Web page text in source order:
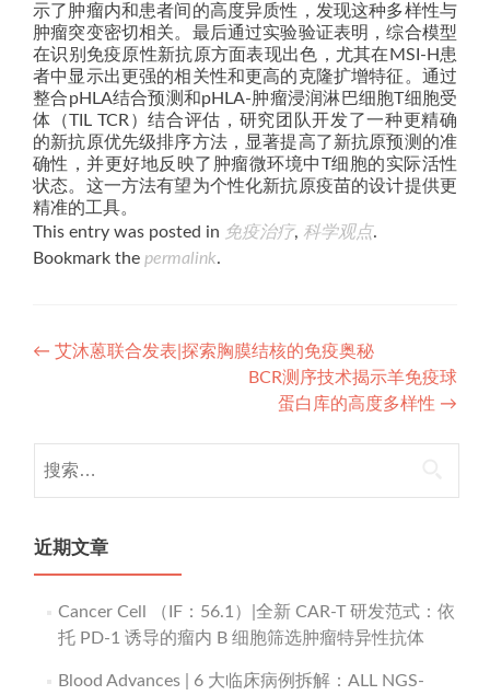
示了肿瘤内和患者间的高度异质性，发现这种多样性与
肿瘤突变密切相关。最后通过实验验证表明，综合模型
在识别免疫原性新抗原方面表现出色，尤其在MSI-H患
者中显示出更强的相关性和更高的克隆扩增特征。通过
整合pHLA结合预测和pHLA-肿瘤浸润淋巴细胞T细胞受
体（TIL TCR）结合评估，研究团队开发了一种更精确
的新抗原优先级排序方法，显著提高了新抗原预测的准
确性，并更好地反映了肿瘤微环境中T细胞的实际活性
状态。这一方法有望为个性化新抗原疫苗的设计提供更
精准的工具。
This entry was posted in 免疫治疗, 科学观点.
Bookmark the permalink.
Post
← 艾沐蒽联合发表|探索胸膜结核的免疫奥秘
BCR测序技术揭示羊免疫球
蛋白库的高度多样性 →
索：
近期文章
Cancer Cell （IF：56.1）|全新 CAR-T 研发范式：依
托 PD-1 诱导的瘤内 B 细胞筛选肿瘤特异性抗体
Blood Advances | 6 大临床病例拆解：ALL NGS-